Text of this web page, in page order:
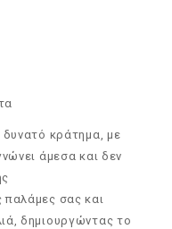
κράτημα, με
άμεσα και δεν
σας και
δημιουργώντας το